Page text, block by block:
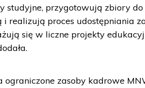
studyjne, przygotowują zbiory
realizują proces udostępniania
się w liczne projekty
ograniczone zasoby kadrowe